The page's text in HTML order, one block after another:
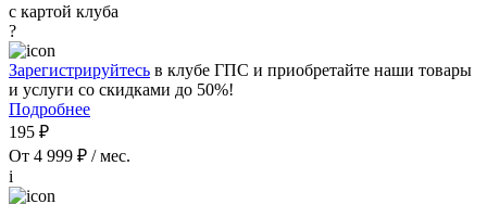
с картой клуба
?
Зарегистрируйтесь в клубе ГПС и приобретайте наши товары
и услуги со скидками до 50%!
Подробнее
195 ₽
От 4 999 ₽ / мес.
i